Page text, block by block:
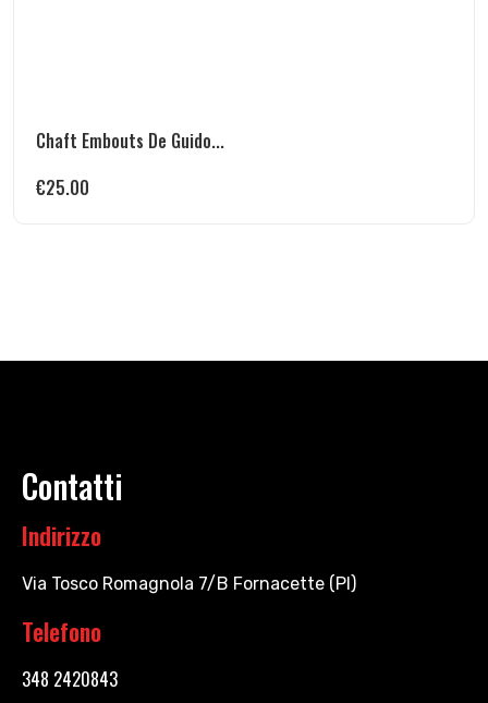
Chaft Embouts De Guido...
€25.00
Contatti
Indirizzo
Via Tosco Romagnola 7/B Fornacette (PI)
Telefono
348 2420843